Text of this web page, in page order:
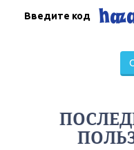
Введите код